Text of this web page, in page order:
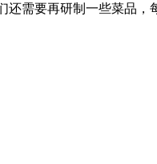
还需要再研制一些菜品